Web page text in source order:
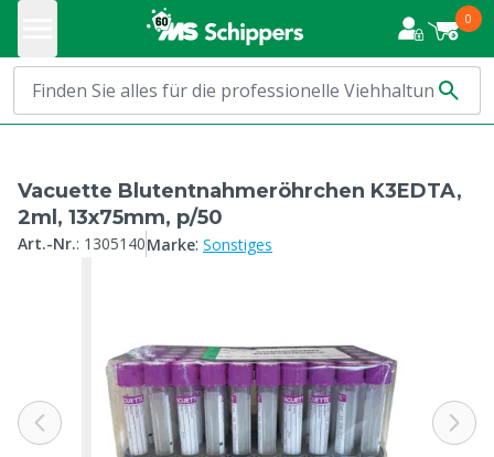
0
Vacuette Blutentnahmeröhrchen K3EDTA,
2ml, 13x75mm, p/50
Art.-Nr.: 1305140Marke: Sonstiges